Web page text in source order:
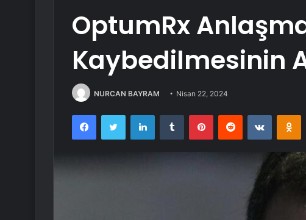
OptumRx
Kaybedilmesinin
NURCAN BAYRAM Nisan 22, 2024
FacebookTwitter LinkedInTumblr PinterestReddit